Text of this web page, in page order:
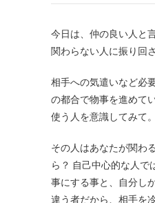
今日は、仲の良い人と
関わらない人に振り回
相手への気遣いなど必
の都合で物事を進めて
使う人を意識してみて。
その人はあなたが関わ
ら？ 自己中心的な人で
事にする事と、自分し
違う者だから、相手を